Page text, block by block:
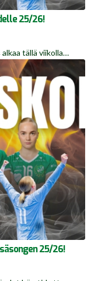
25/26!
tällä viikolla…
25/26!